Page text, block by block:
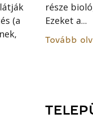
(a
része
Ezeket a...
Tovább